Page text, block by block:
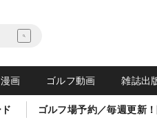
漫画 ゴルフ動画 雑誌出
ゴルフ場予約／毎週更新